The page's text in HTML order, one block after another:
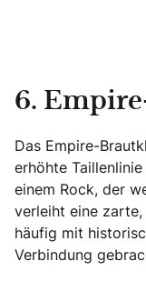
6.
Das Empire-
erhöhte
einem Rock, der
verleiht eine
häufig mit
Verbindung